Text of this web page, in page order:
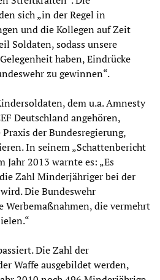
sich „in der Regel in
und die Kollegen auf Zeit
Soldaten, sodass unsere
haben, Eindrücke
zu gewinnen“.
dem u.a. Amnesty
Deutschland angehören,
der Bundesregierung,
In seinem „Schattenbericht
Jahr 2013 warnte es: „Es
Zahl Minderjähriger bei der
Die Bundeswehr
die vermehrt
Die Zahl der
Waffe ausgebildet werden,